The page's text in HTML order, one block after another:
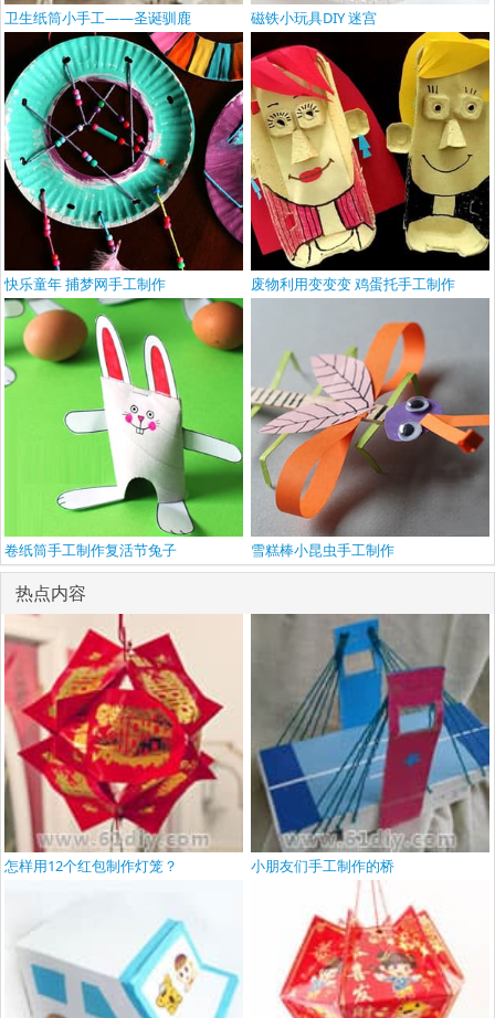
卫生纸筒小手工——圣诞驯鹿 磁铁小玩具DIY 迷宫
快乐童年 捕梦网手工制作 废物利用变变变 鸡蛋托手工制作
卷纸筒手工制作复活节兔子 雪糕棒小昆虫手工制作
热点内容
怎样用12个红包制作灯笼？ 小朋友们手工制作的桥